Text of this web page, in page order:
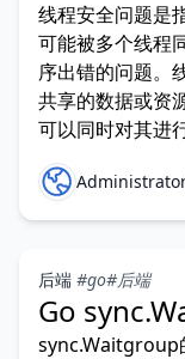
线程安全问题是
可能被多个线程
序出错的问题。
共享的数据或资
可以同时对其进
锁或同
后端 #go#后端
Go
sync.Waitgroup